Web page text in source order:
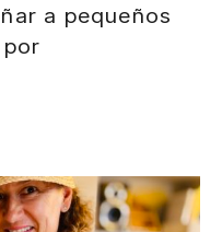
a pequeños